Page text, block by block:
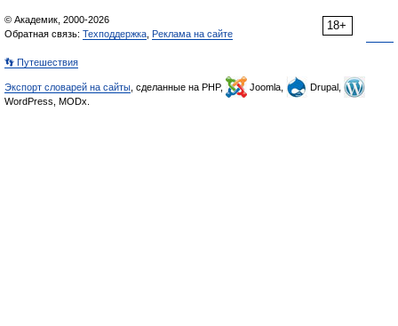
18+
© Академик, 2000-2026
Обратная связь: Техподдержка Реклама на сайте
👣 Путешествия
Экспорт словарей на сайты , сделанные на PHP, Joomla,
Drupal,
WordPress, MODx.